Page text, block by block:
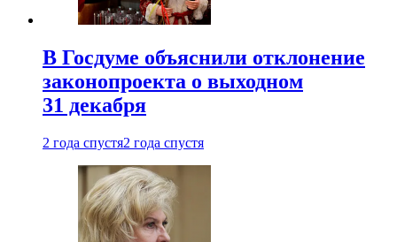
В Госдуме объяснили отклонение
законопроекта о выходном
31 декабря
2 года спустя2 года спустя